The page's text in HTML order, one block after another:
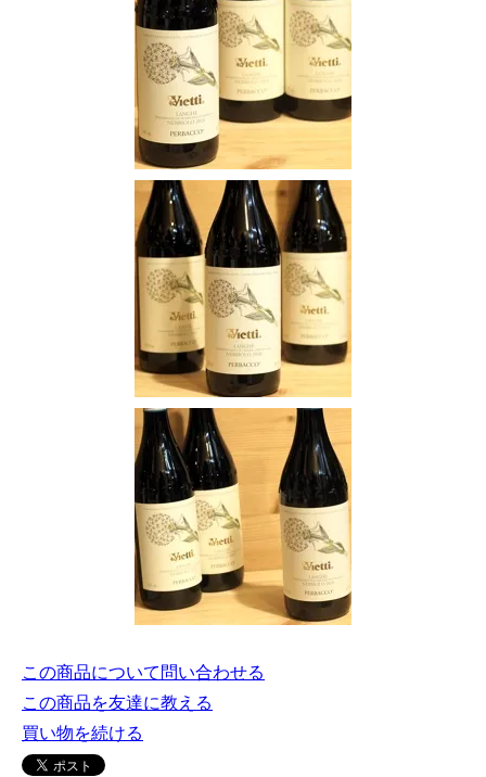
この商品について問い合わせる
この商品を友達に教える
買い物を続ける